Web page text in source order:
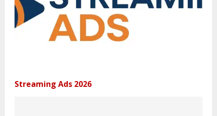
Streaming Ads 2026